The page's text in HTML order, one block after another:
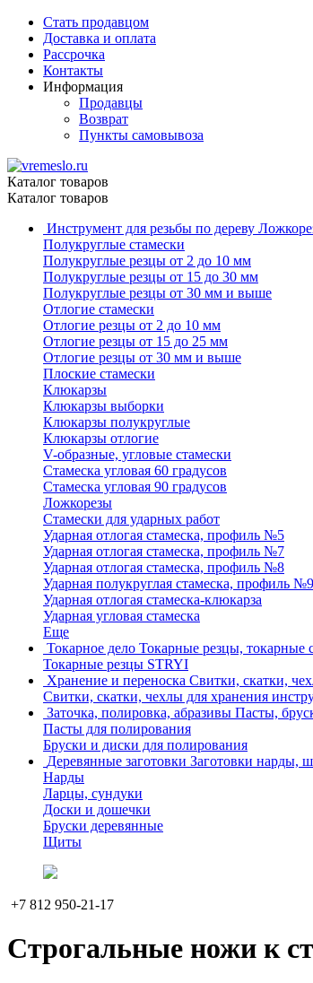
Стать продавцом
Доставка и оплата
Рассрочка
Контакты
Информация
Продавцы
Возврат
Пункты самовывоза
Каталог товаров
Каталог товаров
Инструмент для резьбы по дереву
Полукруглые стамески
Полукруглые резцы от 2 до 10 мм
Полукруглые резцы от 15 до 30 мм
Полукруглые резцы от 30 мм и выше
Отлогие стамески
Отлогие резцы от 2 до 10 мм
Отлогие резцы от 15 до 25 мм
Отлогие резцы от 30 мм и выше
Плоские стамески
Клюкарзы
Клюкарзы выборки
Клюкарзы полукруглые
Клюкарзы отлогие
V-образные, угловые стамески
Стамеска угловая 60 градусов
Стамеска угловая 90 градусов
Ложкорезы
Стамески для ударных работ
Ударная отлогая стамеска, профиль №5
Ударная отлогая стамеска, профиль №7
Ударная отлогая стамеска, профиль №8
Ударная полукруглая стамеска, профиль №9
Ударная отлогая стамеска-клюкарза
Ударная угловая стамеска
Еще
Токарное дело Токарные резцы, токарные
Токарные резцы STRYI
Хранение и переноска Свитки, скатки,
Свитки, скатки, чехлы для хранения
Заточка, полировка, абразивы Пасты,
Пасты для полирования
Бруски и диски для полирования
Деревянные заготовки Заготовки нарды,
Нарды
Ларцы, сундуки
Доски и дошечки
Бруски деревянные
Щиты
+7 812 950-21-17
Строгальные ножи к